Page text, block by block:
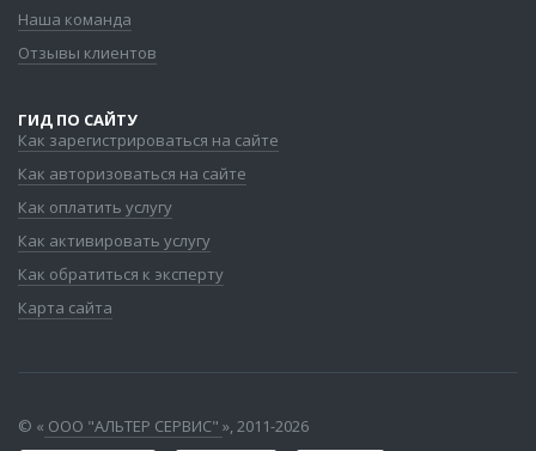
Наша команда
Отзывы клиентов
ГИД ПО САЙТУ
Как зарегистрироваться на сайте
Как авторизоваться на сайте
Как оплатить услугу
Как активировать услугу
Как обратиться к эксперту
Карта сайта
© « ООО "АЛЬТЕР СЕРВИС" », 2011-2026